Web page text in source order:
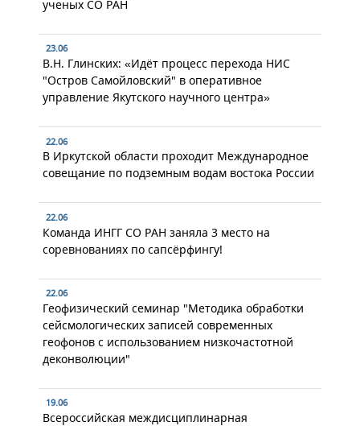
ученых СО РАН
23.06
В.Н. Глинских: «Идёт процесс перехода НИС
"Остров Самойловский" в оперативное
управление Якутского научного центра»
22.06
В Иркутской области проходит Международное
совещание по подземным водам востока России
22.06
Команда ИНГГ СО РАН заняла 3 место на
соревнованиях по сапсёрфингу!
22.06
Геофизический семинар "Методика обработки
сейсмологических записей современных
геофонов с использованием низкочастотной
деконволюции"
19.06
Всероссийская междисциплинарная